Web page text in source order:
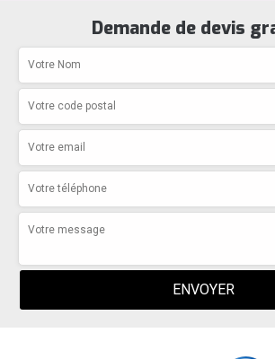
Demande de devis